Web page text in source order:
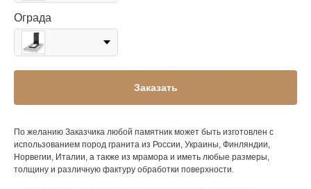
Ограда
Заказать
По желанию Заказчика любой памятник может быть изготовлен с
использованием пород гранита из России, Украины, Финляндии,
Норвегии, Италии, а также из мрамора и иметь любые размеры,
толщину и различную фактуру обработки поверхности.